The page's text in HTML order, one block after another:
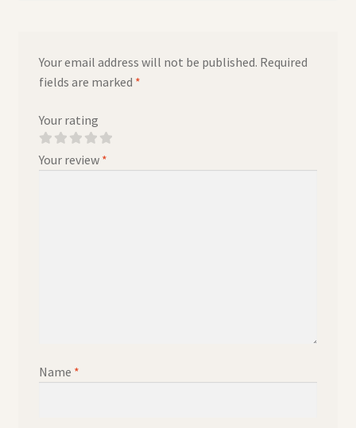
Your email address will not be published. Required
fields are marked *
Your rating
Your review *
Name *